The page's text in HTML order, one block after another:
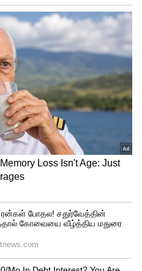
கொண்ட 5
இருக்கும்
வாங்கும் 6